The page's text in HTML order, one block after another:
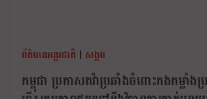
ព័ត៌មានអន្តរជាតិ | សង្គម
កម្ពុជា ប្រកាសតវ៉ាប្រឆាំងចំពោះកងកម្លាំង